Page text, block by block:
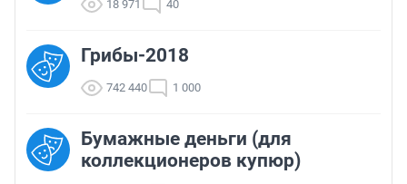
18 971 40
Грибы-2018
742 440 1 000
Бумажные деньги (для
коллекционеров купюр)